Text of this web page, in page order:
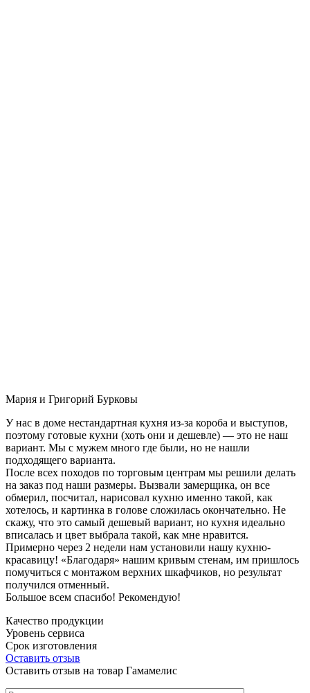
Мария и Григорий Бурковы
У нас в доме нестандартная кухня из-за короба и выступов,
поэтому готовые кухни (хоть они и дешевле) — это не наш
вариант. Мы с мужем много где были, но не нашли
подходящего варианта.
После всех походов по торговым центрам мы решили делать
на заказ под наши размеры. Вызвали замерщика, он все
обмерил, посчитал, нарисовал кухню именно такой, как
хотелось, и картинка в голове сложилась окончательно. Не
скажу, что это самый дешевый вариант, но кухня идеально
вписалась и цвет выбрала такой, как мне нравится.
Примерно через 2 недели нам установили нашу кухню-
красавицу! «Благодаря» нашим кривым стенам, им пришлось
помучиться с монтажом верхних шкафчиков, но результат
получился отменный.
Большое всем спасибо! Рекомендую!
Качество продукции
Уровень сервиса
Срок изготовления
Оставить отзыв
Оставить отзыв на товар Гамамелис